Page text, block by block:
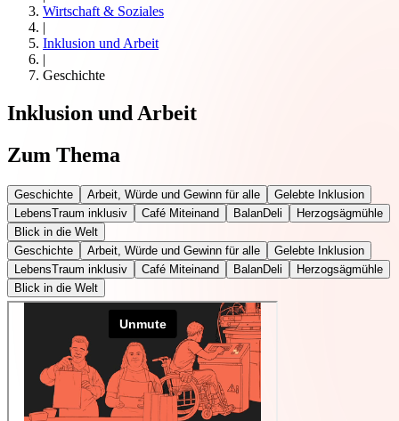
Wirtschaft & Soziales
|
Inklusion und Arbeit
|
Geschichte
Inklusion und Arbeit
Zum Thema
Geschichte Arbeit, Würde und Gewinn für alle
Gelebte Inklusion
LebensTraum inklusiv
Café Miteinand BalanDeli
Herzogsägmühle
Blick in die Welt
Geschichte
Arbeit, Würde und Gewinn für alle
Gelebte Inklusion
LebensTraum inklusiv
Café Miteinand BalanDeli
Herzogsägmühle
Blick in die Welt